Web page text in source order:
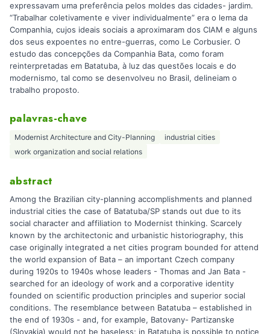
expressavam uma preferência pelos moldes das cidades- jardim.
“Trabalhar coletivamente e viver individualmente” era o lema da
Companhia, cujos ideais sociais a aproximaram dos CIAM e alguns
dos seus expoentes no entre-guerras, como Le Corbusier. O
estudo das concepções da Companhia Bata, como foram
reinterpretadas em Batatuba, à luz das questões locais e do
modernismo, tal como se desenvolveu no Brasil, delineiam o
trabalho proposto.
palavras-chave
Modernist Architecture and City-Planning
industrial cities
work organization and social relations
abstract
Among the Brazilian city-planning accomplishments and planned
industrial cities the case of Batatuba/SP stands out due to its
social character and affiliation to Modernist thinking. Scarcely
known by the architectonic and urbanistic historiography, this
case originally integrated a net cities program bounded for attend
the world expansion of Bata – an important Czech company
during 1920s to 1940s whose leaders - Thomas and Jan Bata -
searched for an ideology of work and a corporative identity
founded on scientific production principles and superior social
conditions. The resemblance between Batatuba – established in
the end of 1930s - and, for example, Batovany- Partizanske
(Slovakia) would not be baseless; in Batatuba is possible to notice